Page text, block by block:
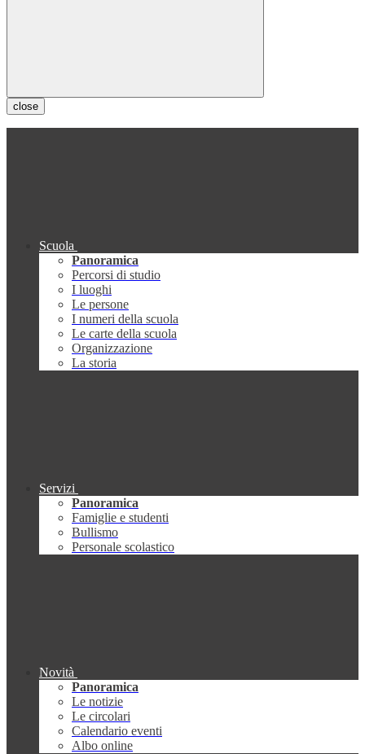
close
Scuola
Panoramica
Percorsi di studio
I luoghi
Le persone
I numeri della scuola
Le carte della scuola
Organizzazione
La storia
Servizi
Panoramica
Famiglie e studenti
Bullismo
Personale scolastico
Novità
Panoramica
Le notizie
Le circolari
Calendario eventi
Albo online